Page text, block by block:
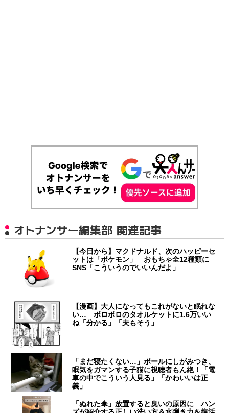
オトナンサー編集部 関連記事
【今日から】マクドナルド、次のハッピーセ
ットは「ポケモン」 おもちゃ全12種類に
SNS「こういうのでいいんだよ」
【漫画】大人になってもこれがないと眠れな
い… ボロボロのタオルケットに1.6万いい
ね「分かる」「夫もそう」
「まだ寝たくない…」ポールにしがみつき、
眠気をガマンする子猫に視聴者もん絶！「電
車の中でこういう人見る」「かわいいは正
義」
「ぬれた傘」放置すると臭いの原因に ハン